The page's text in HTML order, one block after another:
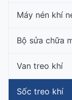
Máy nén khí
Bộ sửa chữa
Van treo khí
Sốc treo khí